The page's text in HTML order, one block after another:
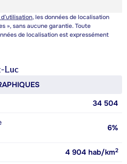
, les données de localisation
», sans aucune garantie. Toute
de localisation est expressément
Luc
34 504
6%
4 904 hab/km2